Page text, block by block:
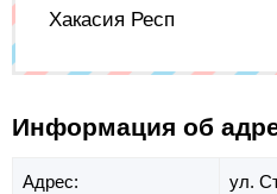
Хакасия Респ
Информация об
Адрес: ул.